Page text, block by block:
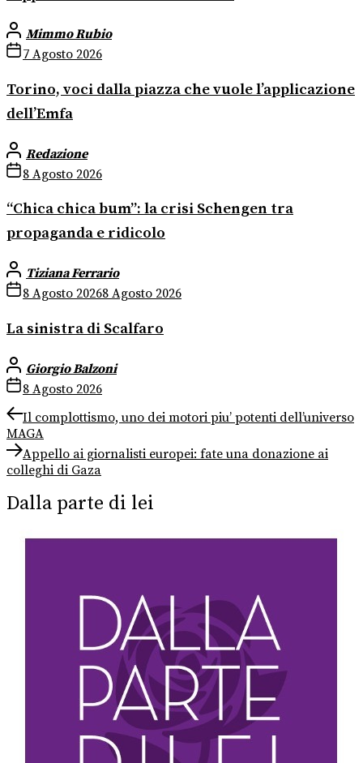
Mimmo Rubio
7 Agosto 2026
Torino, voci dalla piazza che vuole l’applicazione
dell’Emfa
Redazione
8 Agosto 2026
“Chica chica bum”: la crisi Schengen tra
propaganda e ridicolo
Tiziana Ferrario
8 Agosto 20268 Agosto 2026
La sinistra di Scalfaro
Giorgio Balzoni
8 Agosto 2026
Navigazione
articoli
Previous
post:
Il complottismo, uno dei motori piu’ potenti dell’universo
MAGA
Next
post:
Appello ai giornalisti europei: fate una donazione ai
colleghi di Gaza
Dalla parte di lei